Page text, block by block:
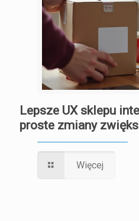
Lepsze UX sklepu
proste zmiany
Więcej